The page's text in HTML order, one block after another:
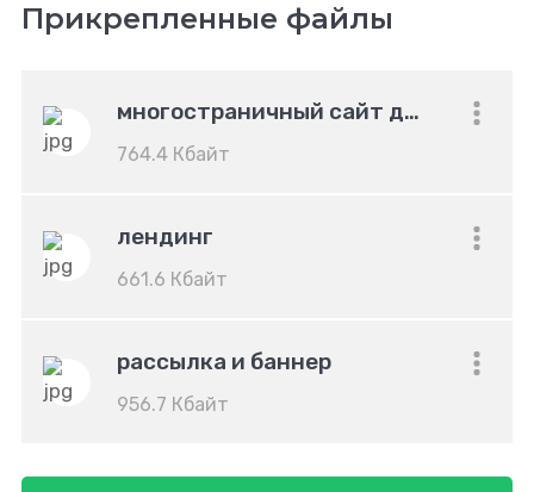
Прикрепленные файлы
многостраничный сайт декорифика копия
764.4 Кбайт
лендинг
661.6 Кбайт
рассылка и баннер
956.7 Кбайт